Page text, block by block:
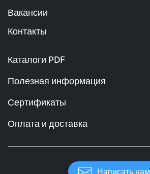
Вакансии
Контакты
Каталоги PDF
Полезная информация
Сертификаты
Оплата и доставка
Написать нам